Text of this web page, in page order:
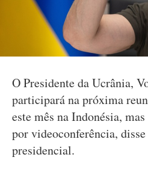
O Presidente da Ucrânia,
participará na próxima
este mês na Indonésia,
por videoconferência,
presidencial.